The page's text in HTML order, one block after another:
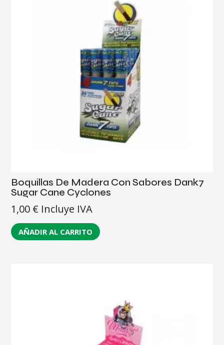
Boquillas De Madera Con Sabores Dank7
Sugar Cane Cyclones
1,00 € Incluye IVA
AÑADIR AL CARRITO